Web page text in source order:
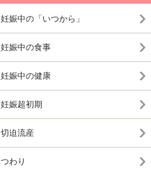
妊娠中の「いつから」
妊娠中の食事
妊娠中の健康
妊娠超初期
切迫流産
つわり